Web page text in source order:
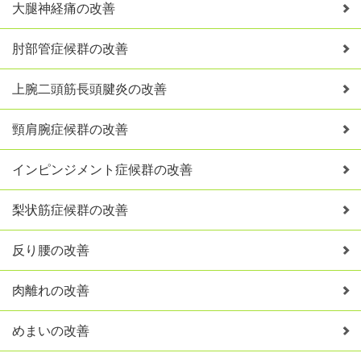
大腿神経痛の改善
肘部管症候群の改善
上腕二頭筋長頭腱炎の改善
頸肩腕症候群の改善
インピンジメント症候群の改善
梨状筋症候群の改善
反り腰の改善
肉離れの改善
めまいの改善